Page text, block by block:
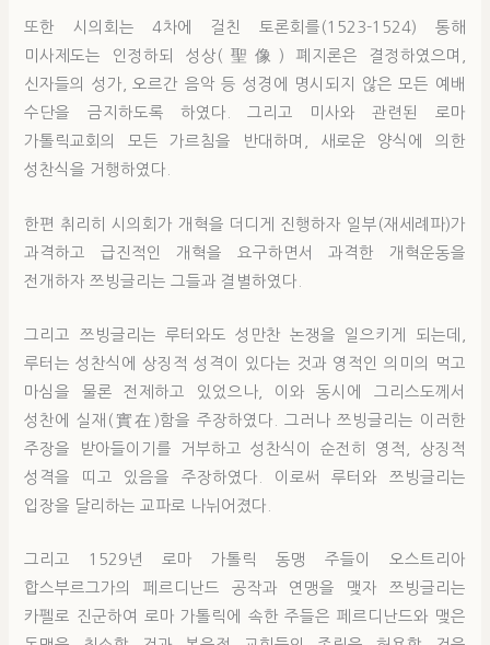
또한 시의회는 4차에 걸친 토론회를(1523-1524) 통해
미사제도는 인정하되 성상(聖像) 폐지론은 결정하였으며,
신자들의 성가, 오르간 음악 등 성경에 명시되지 않은 모든 예배
수단을 금지하도록 하였다. 그리고 미사와 관련된 로마
가톨릭교회의 모든 가르침을 반대하며, 새로운 양식에 의한
성찬식을 거행하였다.
한편 취리히 시의회가 개혁을 더디게 진행하자 일부(재세례파)가
과격하고 급진적인 개혁을 요구하면서 과격한 개혁운동을
전개하자 쯔빙글리는 그들과 결별하였다.
그리고 쯔빙글리는 루터와도 성만찬 논쟁을 일으키게 되는데,
루터는 성찬식에 상징적 성격이 있다는 것과 영적인 의미의 먹고
마심을 물론 전제하고 있었으나, 이와 동시에 그리스도께서
성찬에 실재(實在)함을 주장하였다. 그러나 쯔빙글리는 이러한
주장을 받아들이기를 거부하고 성찬식이 순전히 영적, 상징적
성격을 띠고 있음을 주장하였다. 이로써 루터와 쯔빙글리는
입장을 달리하는 교파로 나뉘어졌다.
그리고 1529년 로마 가톨릭 동맹 주들이 오스트리아
합스부르그가의 페르디난드 공작과 연맹을 맺자 쯔빙글리는
카펠로 진군하여 로마 가톨릭에 속한 주들은 페르디난드와 맺은